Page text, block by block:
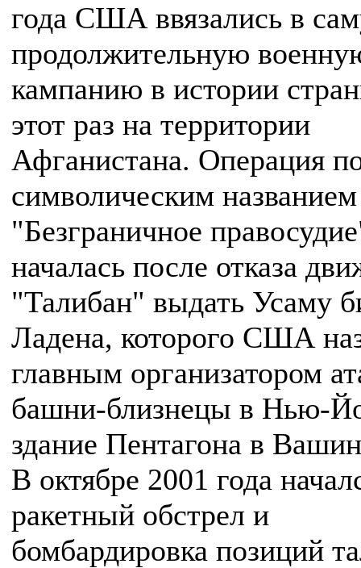
года США ввязались в
продолжительную
кампанию в истории
этот раз на территории
Афганистана. Операция
символическим названием
"Безграничное
началась после отказа
"Талибан" выдать Усаму
Ладена, которого США
главным организатором
башни-близнецы в Нью-
здание Пентагона в
В октябре 2001 года
ракетный обстрел и
бомбардировка позиций